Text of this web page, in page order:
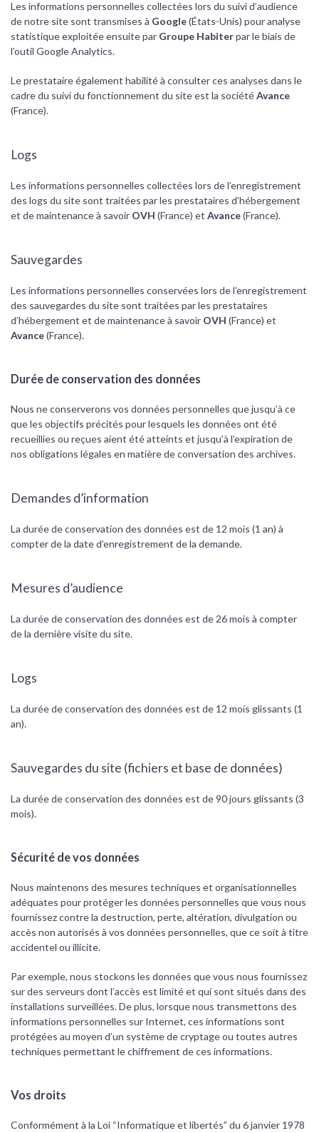
Les informations personnelles collectées lors du suivi d’audience
de notre site sont transmises à Google(États-Unis) pour analyse
statistique exploitée ensuite par Groupe Habiterpar le biais de
l’outil Google Analytics.
Le prestataire également habilité à consulter ces analyses dans le
cadre du suivi du fonctionnement du site est la sociétéAvance
(France).
Logs
Les informations personnelles collectées lors de l’enregistrement
des logs du site sont traitées par les prestataires d’hébergement
et de maintenance à savoir OVH (France) et Avance(France).
Sauvegardes
Les informations personnelles conservées lors de l’enregistrement
des sauvegardes du site sont traitées par les prestataires
d’hébergement et de maintenance à savoir OVH (France) et
Avance(France).
Durée de conservation des données
Nous ne conserverons vos données personnelles que jusqu’à ce
que les objectifs précités pour lesquels les données ont été
recueillies ou reçues aient été atteints et jusqu’à l’expiration de
nos obligations légales en matière de conversation des archives.
Demandes d’information
La durée de conservation des données est de 12 mois (1 an) à
compter de la date d’enregistrement de la demande.
Mesures d’audience
La durée de conservation des données est de 26 mois à compter
de la dernière visite du site.
Logs
La durée de conservation des données est de 12 mois glissants (1
an).
Sauvegardes du site (fichiers et base de données)
La durée de conservation des données est de 90 jours glissants (3
mois).
Sécurité de vos données
Nous maintenons des mesures techniques et organisationnelles
adéquates pour protéger les données personnelles que vous nous
fournissez contre la destruction, perte, altération, divulgation ou
accès non autorisés à vos données personnelles, que ce soit à titre
accidentel ou illicite.
Par exemple, nous stockons les données que vous nous fournissez
sur des serveurs dont l’accès est limité et qui sont situés dans des
installations surveillées. De plus, lorsque nous transmettons des
informations personnelles sur Internet, ces informations sont
protégées au moyen d’un système de cryptage ou toutes autres
techniques permettant le chiffrement de ces informations.
Vos droits
Conformément à la Loi “Informatique et libertés” du 6 janvier 1978